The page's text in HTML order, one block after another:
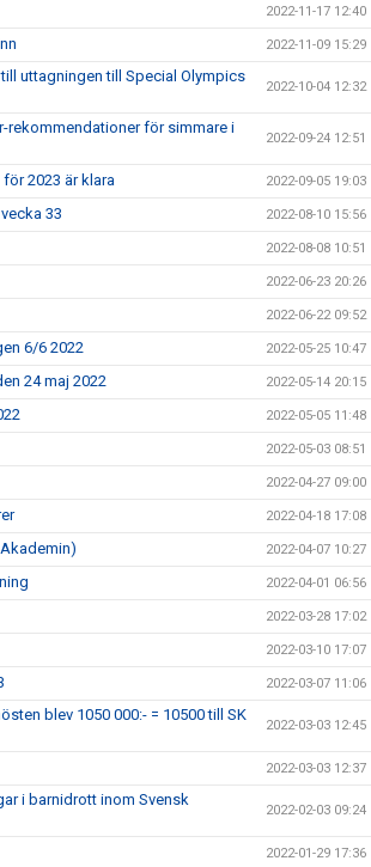
2022-11-17 12:40
2022-11-09 15:29
uttagningen till Special Olympics
2022-10-04 12:32
rekommendationer för simmare i
2022-09-24 12:51
2023 är klara 2022-09-05 19:03
33 2022-08-10 15:56
2022-08-08 10:51
2022-06-23 20:26
2022-06-22 09:52
6/6 2022 2022-05-25 10:47
24 maj 2022 2022-05-14 20:15
2022-05-05 11:48
2022-05-03 08:51
2022-04-27 09:00
2022-04-18 17:08
2022-04-07 10:27
2022-04-01 06:56
2022-03-28 17:02
2022-03-10 17:07
2022-03-07 11:06
blev 1050 000:- = 10500 till SK
2022-03-03 12:45
2022-03-03 12:37
i barnidrott inom Svensk
2022-02-03 09:24
2022-01-29 17:36